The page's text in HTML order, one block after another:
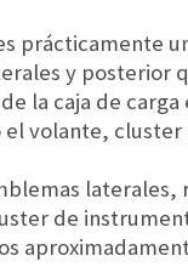
y posterior
la caja de
volante,
de